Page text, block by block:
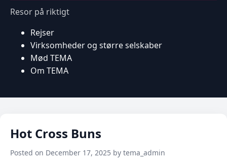
Resor på riktigt
Rejser
Virksomheder og større selskaber
Mød TEMA
Om TEMA
Hot Cross Buns
Posted on December 17, 2025 by tema_admin